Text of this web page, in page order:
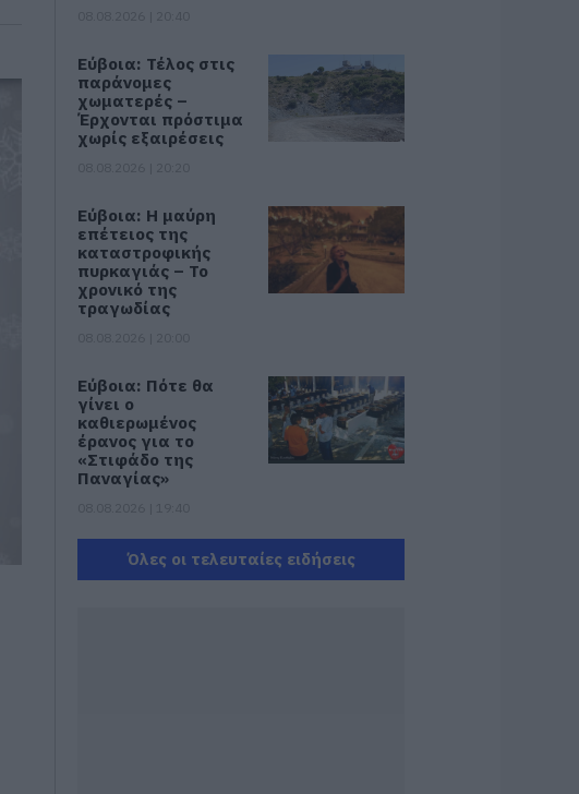
Εύβοια: Τέλος στις
παράνομες
χωματερές –
Έρχονται πρόστιμα
χωρίς εξαιρέσεις
Εύβοια: Η μαύρη
επέτειος της
καταστροφικής
πυρκαγιάς – Το
χρονικό της
τραγωδίας
Εύβοια: Πότε θα
γίνει ο
καθιερωμένος
έρανος για το
«Στιφάδο της
Παναγίας»
Ο Αλέξης Τσίπρας
παρουσιάζει το
Όλες οι τελευταίες ειδήσεις